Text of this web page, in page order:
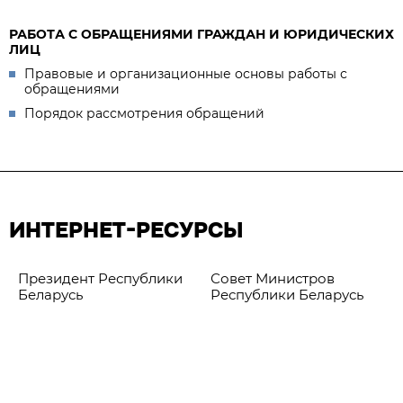
РАБОТА С ОБРАЩЕНИЯМИ ГРАЖДАН И ЮРИДИЧЕСКИХ
ЛИЦ
Правовые и организационные основы работы с
обращениями
Порядок рассмотрения обращений
ИНТЕРНЕТ-РЕСУРСЫ
Президент Республики
Беларусь
Совет Министров
Республики Беларусь